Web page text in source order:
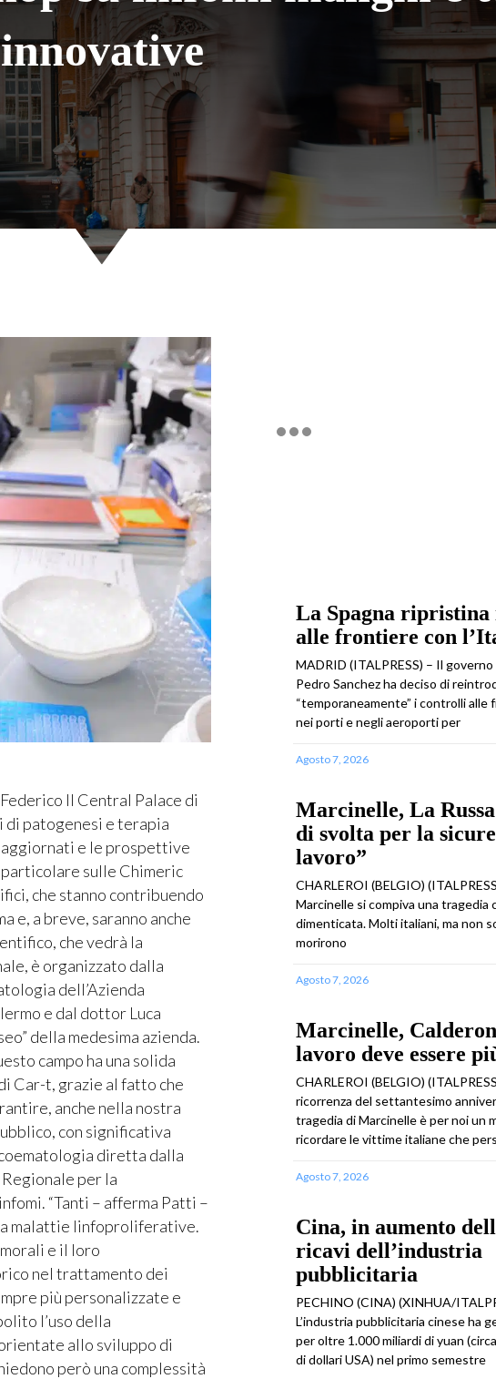
innovative
II Central Palace di
di patogenesi e terapia
e le prospettive
sulle Chimeric
che stanno contribuendo
e, a breve, saranno anche
che vedrà la
è organizzato dalla
dell’Azienda
e dal dottor Luca
della medesima azienda.
campo ha una solida
Car-t, grazie al fatto che
anche nella nostra
con significativa
diretta dalla
per la
“Tanti – afferma Patti –
malattie linfoproliferative.
e il loro
nel trattamento dei
più personalizzate e
l’uso della
allo sviluppo di
però una complessità
La Spagna
alle frontiere con
MADRID (ITALPRESS) – Il
Pedro Sanchez ha deciso di
“temporaneamente” i controlli
nei porti e negli aeroporti per
Agosto 7, 2026
Marcinelle, La
di svolta per la
lavoro”
CHARLEROI (BELGIO)
Marcinelle si compiva una tragedia
dimenticata. Molti italiani, ma non
morirono
Agosto 7, 2026
Marcinelle,
lavoro deve essere
CHARLEROI (BELGIO)
ricorrenza del settantesimo
tragedia di Marcinelle è per noi un
ricordare le vittime italiane che
Agosto 7, 2026
Cina, in aumento
ricavi dell’industria
pubblicitaria
PECHINO (CINA) (XINHUA/
L’industria pubblicitaria cinese ha
per oltre 1.000 miliardi di yuan
di dollari USA) nel primo semestre